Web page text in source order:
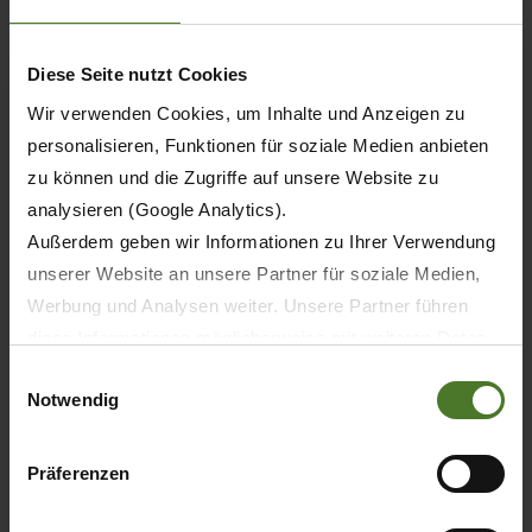
Diese Seite nutzt Cookies
Wir verwenden Cookies, um Inhalte und Anzeigen zu
personalisieren, Funktionen für soziale Medien anbieten
zu können und die Zugriffe auf unsere Website zu
analysieren (Google Analytics).
Außerdem geben wir Informationen zu Ihrer Verwendung
unserer Website an unsere Partner für soziale Medien,
Werbung und Analysen weiter. Unsere Partner führen
sie im Rahmen Ihrer Nutzung der Dienste gesammelt
Wir setzen im Rahmen des Trackings auch Dienstleister
in Drittländern außerhalb der EU mit abweichenden
Notwendig
Präferenzen
STAMPA
30 anni KRONE BiG M – anniversario per
la prima falciacondizionatrice semovente